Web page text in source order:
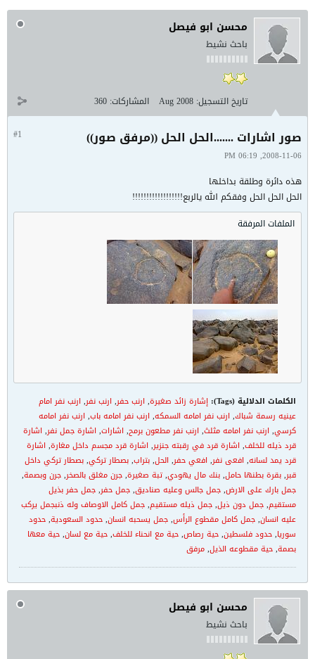
محسن ابو فيصل
باحث نشيط
تاريخ التسجيل: Aug 2008 المشاركات: 360
#1 صور اشارات .......الحل الحل ((مرفق صور))
2008-11-06, 06:19 PM
هذه دائرة وطلقة بداخلها
الحل الحل الحل وفقكم الله يالربع!!!!!!!!!!!!!!!!!!
الملفات المرفقة
الكلمات الدلالية (Tags): إشارة زائد صغيرة, ارنب حفر, ارنب نفر, ارنب نفر امام
عينيه رسمة شباك, ارنب نفر امامه السمكه, ارنب نفر امامه باب, ارنب نفر امامه
كرسي, ارنب نفر امامه مثلث, ارنب نفر مطعون برمح, اشارات, اشارة جمل نفر, اشارة
قرد ذيله للخلف, اشارة قرد في رقبته جنزير, اشارة قرد مجسم داخل مغارة, اشارة
قرد يمد لسانه, افعى نفر, افعي حفر, الحل,بتراب,بصطار تركي,بصطار تركي داخل
قبر,بقرة بطنها حامل,بنك مال يهودي,تبة صغيرة,جرن مغلق بالصخر,جرن وبصمة,
جمل بارك على الارض,جمل جالس وعليه صناديق,جمل حفر,جمل حفر بذيل
مستقيم,جمل دون ذيل,جمل ذيله مستقيم,جمل كامل الاوصاف وله ذنبجمل يركب
عليه انسان,جمل كامل مقطوع الرأس,جمل يسحبه انسان,حدود السعودية,حدود
سوريا,حدود فلسطين,حية رصاص,حية مع انحناء للخلف,حية مع لسان,حية معها
بصمة,حية مقطوعه الذيل,مرفق
محسن ابو فيصل
باحث نشيط